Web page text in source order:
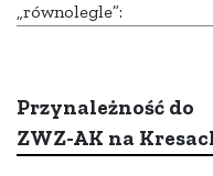
„równolegle”:
Przynależność do
ZWZ-AK na